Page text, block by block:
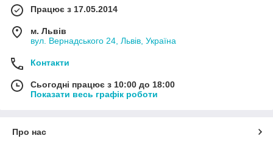
Працює з 17.05.2014
м. Львів
вул. Вернадського 24, Львів, Україна
Контакти
Сьогодні працює з 10:00 до 18:00
Показати весь графік роботи
Про нас